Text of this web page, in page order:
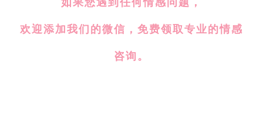
如果您遇到任何情感问题，
欢迎添加我们的微信，免费领取专业的情感
咨询。